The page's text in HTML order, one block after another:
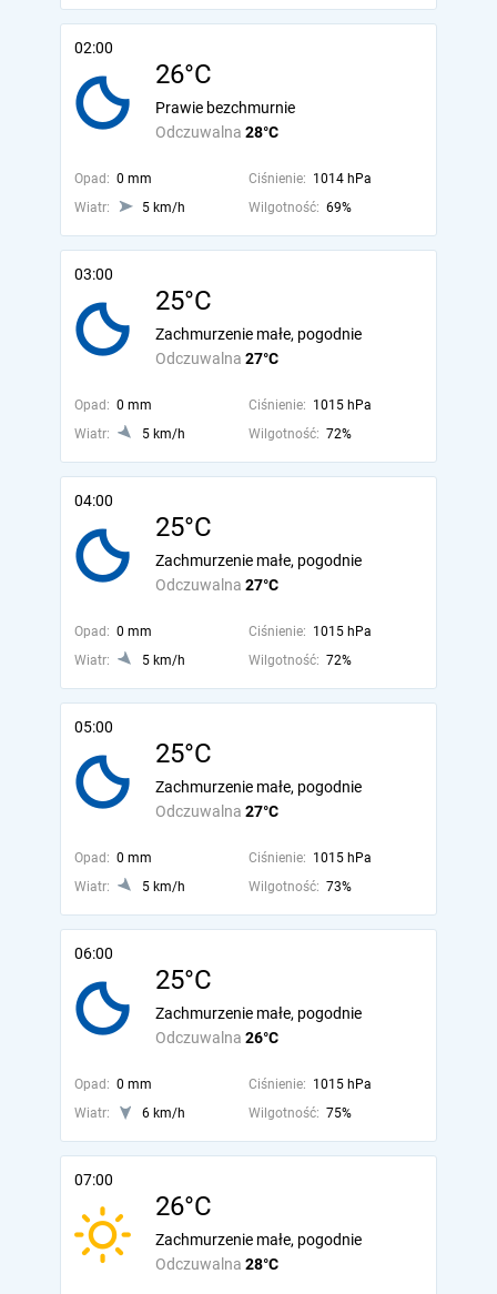
02:00
26°C
Odczuwalna 28°C
Prawie bezchmurnie
Opad: 0 mm Ciśnienie: 1014 hPa
Wiatr:
5 km/h Wilgotność: 69%
03:00
25°C
Odczuwalna 27°C
Zachmurzenie małe, pogodnie
Opad: 0 mm Ciśnienie: 1015 hPa
Wiatr:
5 km/h Wilgotność: 72%
04:00
25°C
Odczuwalna 27°C
Zachmurzenie małe, pogodnie
Opad: 0 mm Ciśnienie: 1015 hPa
Wiatr:
5 km/h Wilgotność: 72%
05:00
25°C
Odczuwalna 27°C
Zachmurzenie małe, pogodnie
Opad: 0 mm Ciśnienie: 1015 hPa
Wiatr:
5 km/h Wilgotność: 73%
06:00
25°C
Odczuwalna 26°C
Zachmurzenie małe, pogodnie
Opad: 0 mm Ciśnienie: 1015 hPa
Wiatr:
6 km/h Wilgotność: 75%
07:00
26°C
Odczuwalna 28°C
Zachmurzenie małe, pogodnie